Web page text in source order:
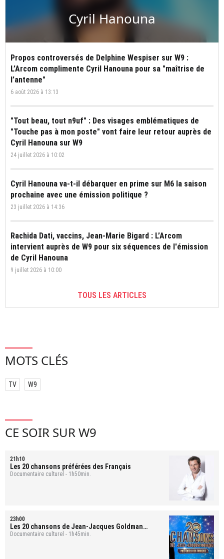
Cyril Hanouna
Propos controversés de Delphine Wespiser sur W9 :
L’Arcom complimente Cyril Hanouna pour sa "maîtrise de
l’antenne"
6 août 2026 à 13:13
"Tout beau, tout n9uf" : Des visages emblématiques de
"Touche pas à mon poste" vont faire leur retour auprès de
Cyril Hanouna sur W9
24 juillet 2026 à 10:02
Cyril Hanouna va-t-il débarquer en prime sur M6 la saison
prochaine avec une émission politique ?
23 juillet 2026 à 14:36
Rachida Dati, vaccins, Jean-Marie Bigard : L’Arcom
intervient auprès de W9 pour six séquences de l'émission
de Cyril Hanouna
9 juillet 2026 à 10:00
TOUS LES ARTICLES
MOTS CLÉS
TV W9
CE SOIR SUR W9
21h10
Les 20 chansons préférées des Français
Documentaire culturel - 1h50min.
23h00
Les 20 chansons de Jean-Jacques Goldman
préférées des Français
Documentaire culturel - 1h45min.